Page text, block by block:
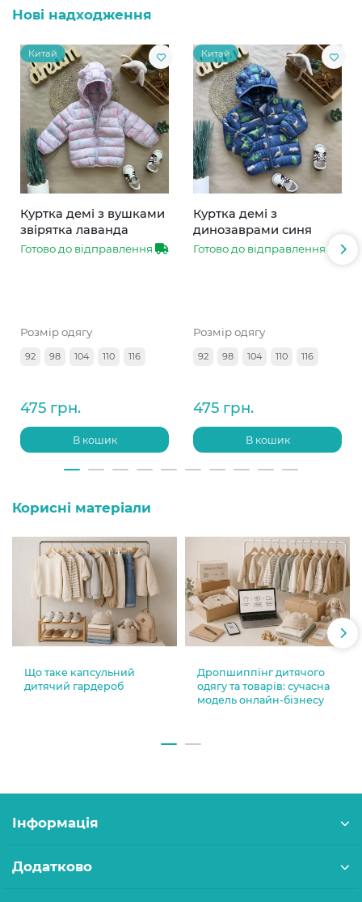
Нові надходження
Китай
Куртка демі з вушками
звірятка лаванда
Готово до відправлення
Розмір одягу
92 98 104 110 116
475 грн.
В кошик
Китай
Куртка демі з
динозаврами синя
Готово до відправлення
Розмір одягу
92 98 104 110 116
475 грн.
В кошик
Корисні матеріали
Що таке капсульний
дитячий гардероб
Дропшиппінг дитячого
одягу та товарів: сучасна
модель онлайн-бізнесу
Інформація
Додатково